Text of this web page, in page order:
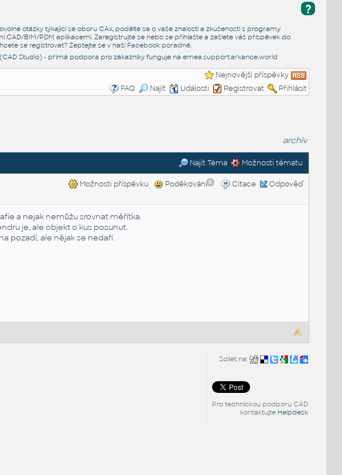
?
otázky týkající se oboru CAx, podělte se o vaše znalosti a zkušenosti s programy
CAD/BIM/PDM aplikacemi. Zaregistrujte se nebo se přihlašte a zašlete váš příspěvek do
se registrovat? Zeptejte se v naší Facebook poradně.
Studio) - přímá podpora pro zákazníky funguje na emea.support.arkance.world
Nejnovější příspěvky
FAQ
Najít Události Registrovat Přihlásit
archiv
Najít Téma Možnosti tématu
Možnosti příspěvku Poděkování 0 Citace Odpověď
a nejak nemůžu srovnat měřítka.
je, ale objekt o kus posunut.
pozadí, ale nějak se nedaří.
Sdílet na:
Pro technickou podporu CAD
kontaktujte Helpdesk